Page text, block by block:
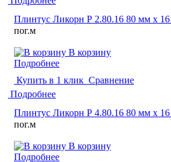
Плинтус Ликорн Р 2.80.16 80 мм х
пог.м
В корзину
Подробнее
Купить в 1 клик Сравнение
Подробнее
Плинтус Ликорн Р 4.80.16 80 мм х
пог.м
В корзину
Подробнее